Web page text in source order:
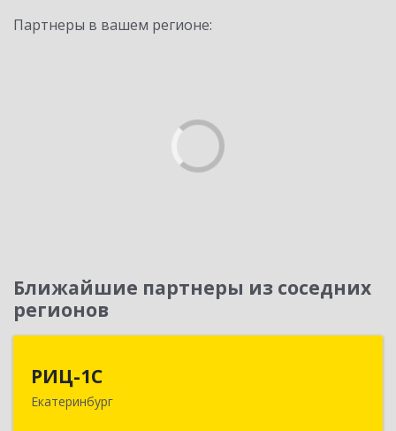
Партнеры в вашем регионе:
Ближайшие партнеры из соседних
регионов
РИЦ-1С
Екатеринбург
620102, Свердловская обл, Екатеринбург г,